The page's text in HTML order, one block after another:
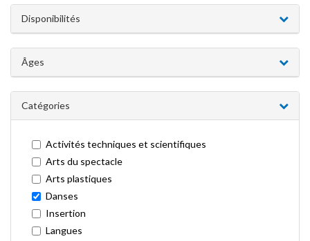
Disponibilités
Âges
Catégories
Activités techniques et scientifiques
Arts du spectacle
Arts plastiques
Danses
Insertion
Langues